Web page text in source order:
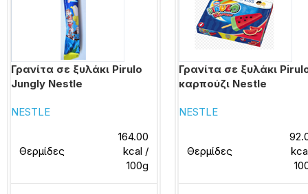
Γρανίτα σε ξυλάκι Pirulo
Jungly Nestle
NESTLE
Θερμίδες
164.00
kcal /
100g
Γρανίτα σε ξυλάκι
καρπούζι Nestle
NESTLE
Θερμίδες